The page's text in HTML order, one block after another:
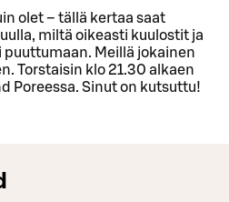
olet – tällä kertaa saat
miltä oikeasti kuulostit ja
Meillä jokainen
Torstaisin klo 21.30 alkaen
Poreessa. Sinut on kutsuttu!